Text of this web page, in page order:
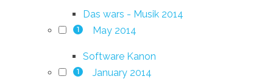
Das wars - Musik 2014
1 May 2014
Software Kanon
1 January 2014